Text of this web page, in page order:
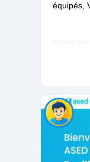
équipés,